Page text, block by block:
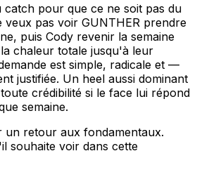
catch pour que ce ne soit pas du
pas voir GUNTHER prendre
puis Cody revenir la semaine
chaleur totale jusqu'à leur
est simple, radicale et —
justifiée. Un heel aussi dominant
crédibilité si le face lui répond
semaine.
un retour aux fondamentaux.
souhaite voir dans cette